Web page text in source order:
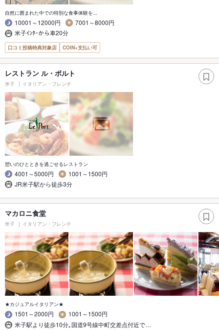
自然に囲まれた中での特別な食事体験を...
10001～12000円
7001～8000円
米子ｲﾝﾀｰから車20分
口コミ投稿特典対象店 COIN+支払い可
レストラン ル・ポルト
米子 イタリアン・フレンチ
憩いのひとときを過ごせるレストラン
4001～5000円
1001～1500円
JR米子駅から徒歩3分
マカロニ食堂
米子 イタリアン・フレンチ
★カジュアルイタリアン★
1501～2000円
1001～1500円
米子駅より徒歩10分｡国道9号線中町交差点付近で…